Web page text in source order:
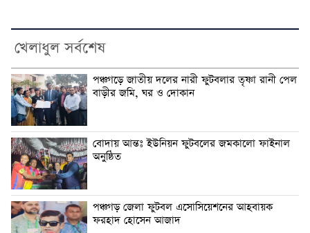
খেলাধুল সর্বশেষ
পঞ্চগড়ে জাতীয় দলের নারী ফুটবলার তৃষ্ণা রানী পেল
বাড়ীর জমি, ঘর ও দোকান
বোদায় আন্তঃ ইউনিয়ন ফুটবলের জমকালো ফাইনাল
অনুষ্ঠিত
পঞ্চগড় জেলা ফুটবল এসোসিয়েশনের আহবায়ক
ফরহাদ হোসেন আজাদ